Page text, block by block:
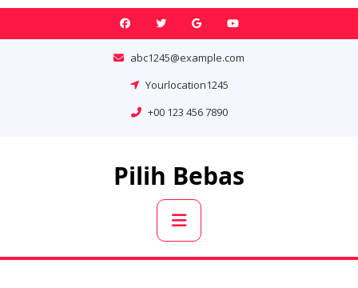
Skip
abc1245@example.com
Yourlocation1245
+00 123 456 7890
Pilih Bebas
Primary
Menu